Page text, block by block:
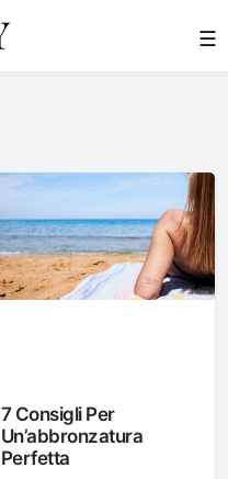
☰
7 Consigli Per
Un’abbronzatura
Perfetta